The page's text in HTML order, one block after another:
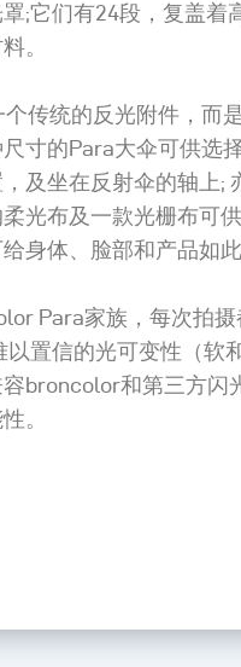
;它们有24段，复盖着
。
个传统的反光附件，而
寸的Para大伞可供选
及坐在反射伞的轴上;
光布及一款光栅布可
身体、脸部和产品如此
Para家族，每次拍
以置信的光可变性（软
broncolor和第三方闪
。